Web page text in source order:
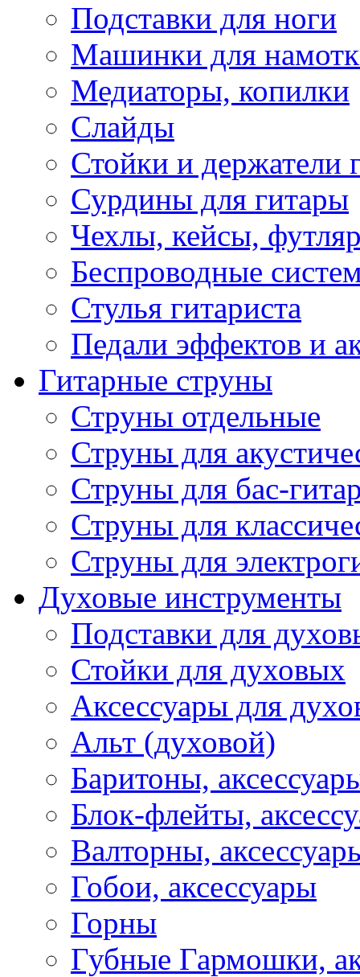
Подставки для ноги
Машинки для
Медиаторы, копилки
Слайды
Стойки и держатели
Сурдины для гитары
Чехлы, кейсы,
Беспроводные
Стулья гитариста
Педали эффектов и
Гитарные струны
Струны отдельные
Струны для
Струны для бас-
Струны для
Струны для
Духовые инструменты
Подставки для
Стойки для духовых
Аксессуары для
Альт (духовой)
Баритоны,
Блок-флейты,
Валторны,
Гобои, аксессуары
Горны
Губные Гармошки,